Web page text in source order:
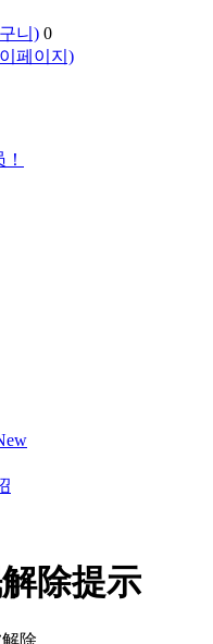
니) 0
페이지)
除提示